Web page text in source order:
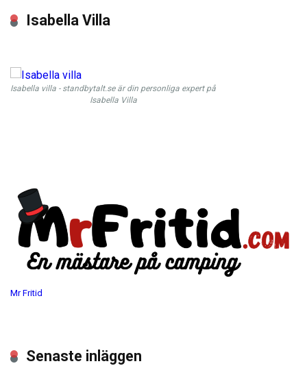
Isabella Villa
Isabella villa - standbytalt.se är din personliga expert på
Isabella Villa
Mr Fritid
Senaste inläggen